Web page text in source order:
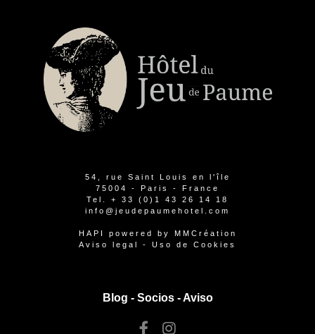
54, rue Saint Louis en l'île
75004 - Paris - France
Tel. + 33 (0)1 43 26 14 18
info@jeudepaumehotel.com
HAPI powered by MMCréation
Aviso legal
- Uso de Cookies
Blog - Socios-Aviso